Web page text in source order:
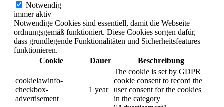
Notwendig
immer aktiv
Notwendige Cookies sind essentiell, damit die Webseite
ordnungsgemäß funktioniert. Diese Cookies sorgen dafür,
dass grundlegende Funktionalitäten und Sicherheitsfeatures
funktionieren.
Cookie
Dauer Beschreibung
cookielawinfo-
checkbox-
advertisement
1 year
The cookie is set by GDPR
cookie consent to record the
user consent for the cookies
in the category